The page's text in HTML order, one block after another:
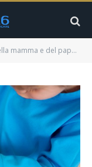
all’asilo: ecco come sono andate le cose e perchè tutto questo non è accettabile